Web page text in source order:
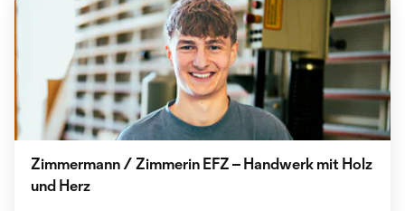
Zimmermann / Zimmerin EFZ – Handwerk mit Holz
und Herz